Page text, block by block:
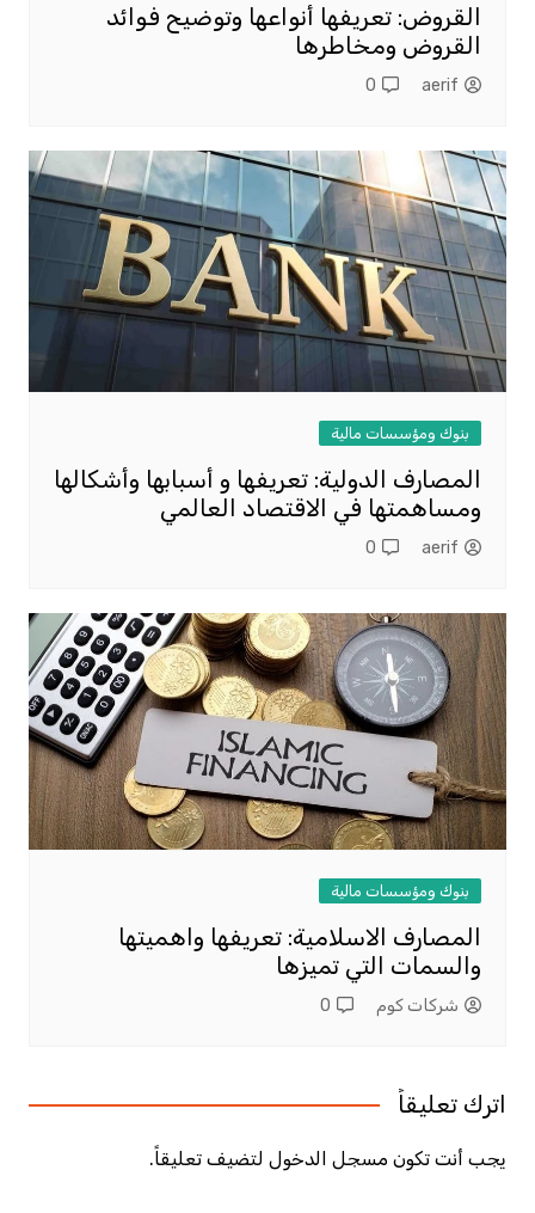
القروض: تعريفها أنواعها وتوضيح فوائد
القروض ومخاطرها
aerif
0
بنوك ومؤسسات مالية
المصارف الدولية: تعريفها و أسبابها وأشكالها
ومساهمتها في الاقتصاد العالمي
aerif
0
بنوك ومؤسسات مالية
المصارف الاسلامية: تعريفها واهميتها
والسمات التي تميزها
شركات كوم 0
اترك تعليقاً
يجب أنت تكون مسجل الدخوللتضيف تعليقاً.